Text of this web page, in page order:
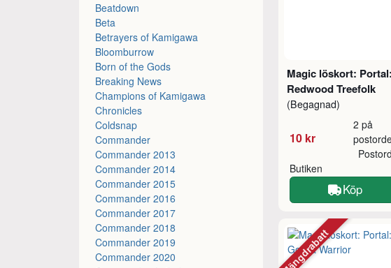
Beatdown
Beta
Betrayers of Kamigawa
Bloomburrow
Born of the Gods
Breaking News
Champions of Kamigawa
Chronicles
Coldsnap
Commander
Commander 2013
Commander 2014
Commander 2015
Commander 2016
Commander 2017
Commander 2018
Commander 2019
Commander 2020
Magic löskort: Portal:
Redwood Treefolk
(Begagnad)
10 kr
2 på
Butiken
Köp
Mängdrabatt